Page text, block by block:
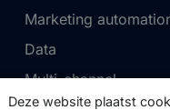
Marketing
Data
Multi-channel
Deze website plaatst